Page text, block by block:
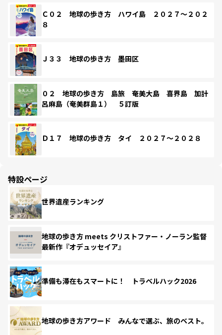
Ｃ０２ 地球の歩き方 ハワイ島 ２０２７～２０２
８
Ｊ３３ 地球の歩き方 墨田区
０２ 地球の歩き方 島旅 奄美大島 喜界島 加計
呂麻島（奄美群島１） ５訂版
Ｄ１７ 地球の歩き方 タイ ２０２７～２０２８
特設ページ
世界遺産ランキング
地球の歩き方 meets クリストファー・ノーラン監督
最新作『オデュッセイア』
準備も滞在もスマートに！ トラベルハック2026
地球の歩き方アワード みんなで選ぶ、旅のベスト。